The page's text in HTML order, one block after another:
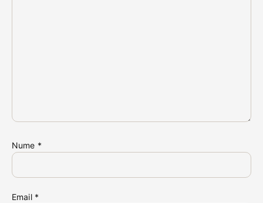
Nume *
Email *